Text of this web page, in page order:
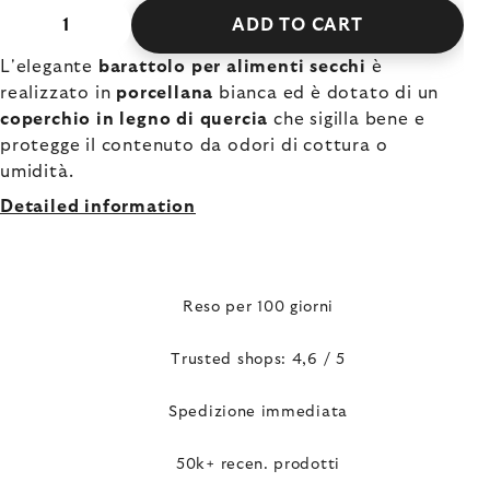
ADD TO CART
L'elegante barattolo per alimenti secchi è
realizzato in porcellana bianca ed è dotato di un
coperchio in legno di quercia che sigilla bene e
protegge il contenuto da odori di cottura o
umidità.
Detailed information
Reso per 100 giorni
Trusted shops: 4,6 / 5
Spedizione immediata
50k+ recen. prodotti